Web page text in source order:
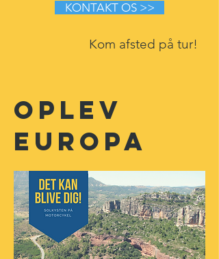
KONTAKT OS >>
Kom afsted på tur!
Oplev
Europa